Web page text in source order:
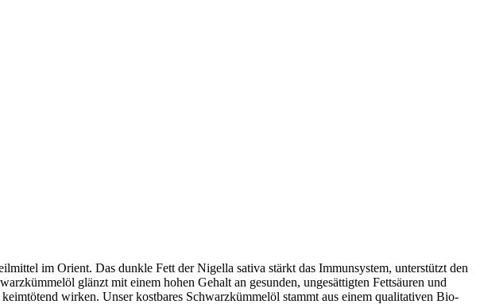
im Orient. Das dunkle Fett der Nigella sativa stärkt das Immunsystem, unterstützt den
glänzt mit einem hohen Gehalt an gesunden, ungesättigten Fettsäuren und
wirken. Unser kostbares Schwarzkümmelöl stammt aus einem qualitativen Bio-